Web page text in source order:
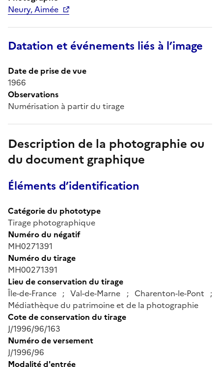
Neury, Aimée
Datation et événements liés à l’image
Date de prise de vue
1966
Observations
Numérisation à partir du tirage
Description de la photographie ou
du document graphique
Éléments d’identification
Catégorie du phototype
Tirage photographique
Numéro du négatif
MH0271391
Numéro du tirage
MH00271391
Lieu de conservation du tirage
Île-de-France ; Val-de-Marne ; Charenton-le-Pont ;
Médiathèque du patrimoine et de la photographie
Cote de conservation du tirage
J/1996/96/163
Numéro de versement
J/1996/96
Modalité d'entrée